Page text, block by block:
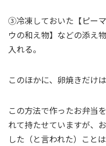
③冷凍しておいた【ピー
ウの和え物】などの添え
入れる。
このほかに、卵焼きだけ
この方法で作ったお弁当
れて持たせていますが、
した（と言われた）こと